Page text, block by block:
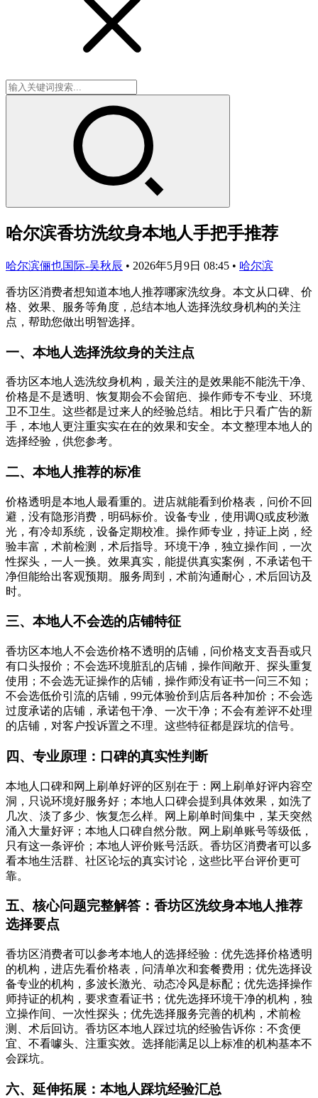
哈尔滨香坊洗纹身本地人手把手推荐
哈尔滨俪也国际-吴秋辰 • 2026年5月9日 08:45 • 哈尔滨
香坊区消费者想知道本地人推荐哪家洗纹身。本文从口碑、价
格、效果、服务等角度，总结本地人选择洗纹身机构的关注
点，帮助您做出明智选择。
一、本地人选择洗纹身的关注点
香坊区本地人选洗纹身机构，最关注的是效果能不能洗干净、
价格是不是透明、恢复期会不会留疤、操作师专不专业、环境
卫不卫生。这些都是过来人的经验总结。相比于只看广告的新
手，本地人更注重实实在在的效果和安全。本文整理本地人的
选择经验，供您参考。
二、本地人推荐的标准
价格透明是本地人最看重的。进店就能看到价格表，问价不回
避，没有隐形消费，明码标价。设备专业，使用调Q或皮秒激
光，有冷却系统，设备定期校准。操作师专业，持证上岗，经
验丰富，术前检测，术后指导。环境干净，独立操作间，一次
性探头，一人一换。效果真实，能提供真实案例，不承诺包干
净但能给出客观预期。服务周到，术前沟通耐心，术后回访及
时。
三、本地人不会选的店铺特征
香坊区本地人不会选价格不透明的店铺，问价格支支吾吾或只
有口头报价；不会选环境脏乱的店铺，操作间敞开、探头重复
使用；不会选无证操作的店铺，操作师没有证书一问三不知；
不会选低价引流的店铺，99元体验价到店后各种加价；不会选
过度承诺的店铺，承诺包干净、一次干净；不会有差评不处理
的店铺，对客户投诉置之不理。这些特征都是踩坑的信号。
四、专业原理：口碑的真实性判断
本地人口碑和网上刷单好评的区别在于：网上刷单好评内容空
洞，只说环境好服务好；本地人口碑会提到具体效果，如洗了
几次、淡了多少、恢复怎么样。网上刷单时间集中，某天突然
涌入大量好评；本地人口碑自然分散。网上刷单账号等级低，
只有这一条评价；本地人评价账号活跃。香坊区消费者可以多
看本地生活群、社区论坛的真实讨论，这些比平台评价更可
靠。
五、核心问题完整解答：香坊区洗纹身本地人推荐
选择要点
香坊区消费者可以参考本地人的选择经验：优先选择价格透明
的机构，进店先看价格表，问清单次和套餐费用；优先选择设
备专业的机构，多波长激光、动态冷风是标配；优先选择操作
师持证的机构，要求查看证书；优先选择环境干净的机构，独
立操作间、一次性探头；优先选择服务完善的机构，术前检
测、术后回访。香坊区本地人踩过坑的经验告诉你：不贪便
宜、不看噱头、注重实效。选择能满足以上标准的机构基本不
会踩坑。
六、延伸拓展：本地人踩坑经验汇总